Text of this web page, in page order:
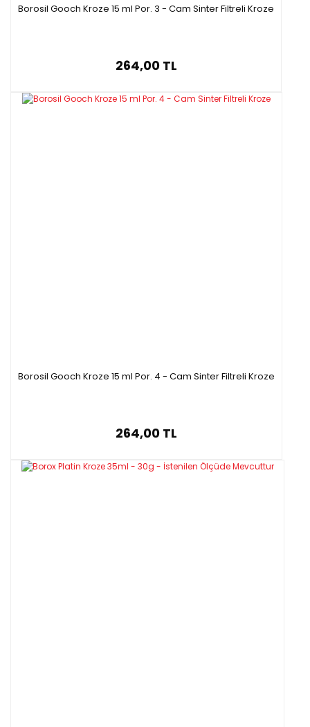
Borosil Gooch Kroze 15 ml Por. 3 - Cam Sinter Filtreli Kroze
264,00 TL
Borosil Gooch Kroze 15 ml Por. 4 - Cam Sinter Filtreli Kroze
264,00 TL